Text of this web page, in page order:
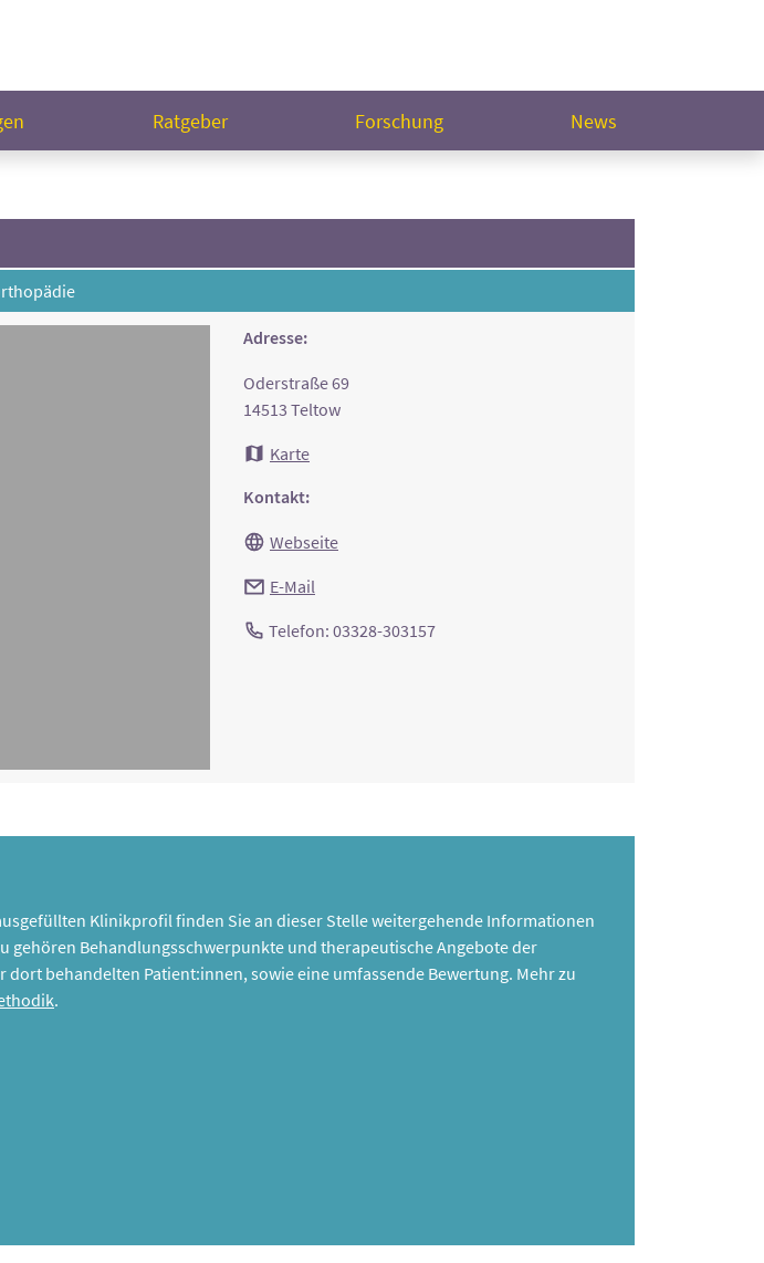
Ratgeber Forschung News
Adresse:
Oderstraße 69
14513 Teltow
Karte
Kontakt:
Webseite
E-Mail
Telefon: 03328-303157
Klinikprofil finden Sie an dieser Stelle weitergehende Informationen
gehören Behandlungsschwerpunkte und therapeutische Angebote der
dort behandelten Patient:innen, sowie eine umfassende Bewertung. Mehr zu
.